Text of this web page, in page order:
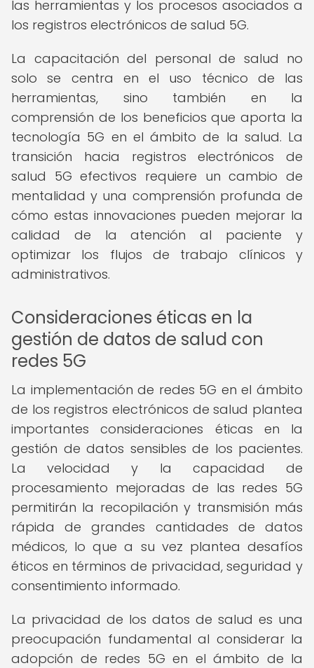
las herramientas y los procesos asociados a
los registros electrónicos de salud 5G.
La capacitación del personal de salud no
solo se centra en el uso técnico de las
herramientas, sino también en la
comprensión de los beneficios que aporta la
tecnología 5G en el ámbito de la salud. La
transición hacia registros electrónicos de
salud 5G efectivos requiere un cambio de
mentalidad y una comprensión profunda de
cómo estas innovaciones pueden mejorar la
calidad de la atención al paciente y
optimizar los flujos de trabajo clínicos y
administrativos.
Consideraciones éticas en la
gestión de datos de salud con
redes 5G
La implementación de redes 5G en el ámbito
de los registros electrónicos de salud plantea
importantes consideraciones éticas en la
gestión de datos sensibles de los pacientes.
La velocidad y la capacidad de
procesamiento mejoradas de las redes 5G
permitirán la recopilación y transmisión más
rápida de grandes cantidades de datos
médicos, lo que a su vez plantea desafíos
éticos en términos de privacidad, seguridad y
consentimiento informado.
La privacidad de los datos de salud es una
preocupación fundamental al considerar la
adopción de redes 5G en el ámbito de la